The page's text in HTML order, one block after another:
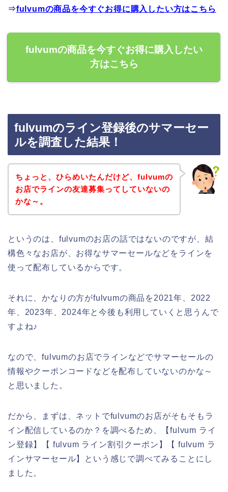
⇒fulvumの商品を今すぐお得に購入したい方はこちら
fulvumの商品を今すぐお得に購入したい
方はこちら
fulvumのライン登録後のサマーセー
ルを調査した結果！
ちょっと、ひらめいたんだけど、fulvumの
お店でラインの友達募集ってしていないの
かな～。
というのは、fulvumのお店の話ではないのですが、結
構色々なお店が、お得なサマーセールなどをラインを
使って配布しているからです。
それに、かなりの方がfulvumの商品を2021年、2022
年、2023年、2024年と今後も利用していくと思うんで
すよね♪
なので、fulvumのお店でラインなどでサマーセールの
情報やクーポンコードなどを配布していないのかな～
と思いました。
だから、まずは、ネットでfulvumのお店がそもそもラ
イン配信しているのか？を調べるため、【fulvum ライ
ン登録】【 fulvum ライン割引クーポン】【 fulvum ラ
インサマーセール】という感じで調べてみることにし
ました。